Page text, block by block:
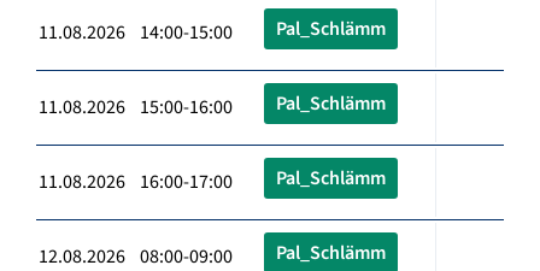
11.08.2026 14:00-15:00 Pal_Schlämm
11.08.2026 15:00-16:00 Pal_Schlämm
11.08.2026 16:00-17:00 Pal_Schlämm
12.08.2026 08:00-09:00 Pal_Schlämm